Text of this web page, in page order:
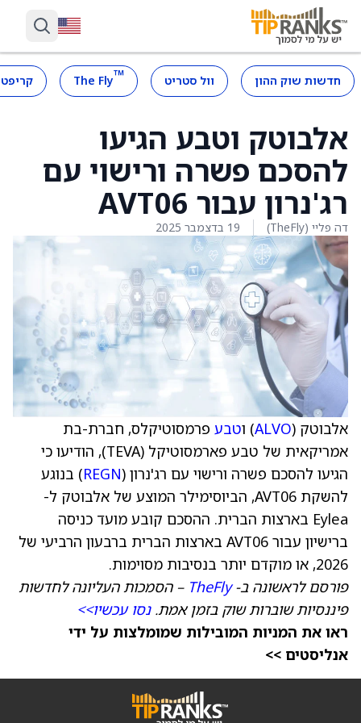
חדשות שוק ההון וול סטריט ™
The Fly
אלבוטק וטבע הגיעו
להסכם פשרה ורישוי עם
רג'נרון עבור AVT06
דה פליי (TheFly) 19 בדצמבר 2025
אלבוטק (ALVO) וטבע פרמסוטיקלס, חברת-בת
אמריקאית של טבע פארמסוטיקל (TEVA), הודיעו כי
הגיעו להסכם פשרה ורישוי עם רג'נרון (REGN) בנוגע
להשקת AVT06, הביוסימילר המוצע של אלבוטק ל-
Eylea בארצות הברית. ההסכם קובע מועד כניסה
ברישיון עבור AVT06 בארצות הברית ברבעון הרביעי של
2026, או מוקדם יותר בנסיבות מסוימות.
פורסם לראשונה ב-TheFly – הסמכות העליונה לחדשות
פיננסיות שוברות שוק בזמן אמת.נסו עכשיו>>
ראו את המניות המובילות שמומלצות על ידי
אנליסטים >>